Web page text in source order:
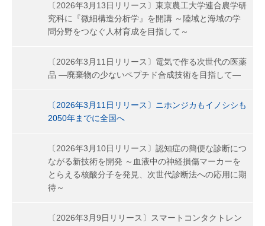
〔2026年3月13日リリース〕東京農工大学連合農学研
究科に『微細構造分析学』を開講 ～陸域と海域の学
問分野をつなぐ人材育成を目指して～
〔2026年3月11日リリース〕電気で作る次世代の医薬
品 ―廃棄物の少ないペプチド合成技術を目指して―
〔2026年3月11日リリース〕ニホンジカもイノシシも
2050年までに全国へ
〔2026年3月10日リリース〕認知症の簡便な診断につ
ながる新技術を開発 ～血液中の神経損傷マーカーを
とらえる核酸分子を発見、次世代診断法への応用に期
待～
〔2026年3月9日リリース〕スマートコンタクトレン